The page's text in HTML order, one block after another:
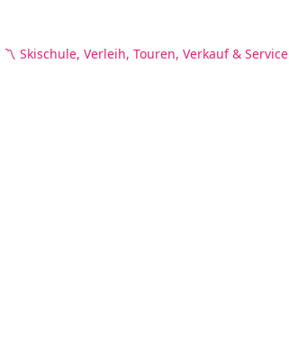
〽️ Skischule, Verleih, Touren, Verkauf & Service